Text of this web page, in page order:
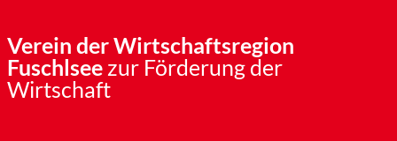
Verein der Wirtschaftsregion
Fuschlseezur Förderung der
Wirtschaft